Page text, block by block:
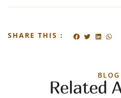
SHARE THIS :
BLOG
Related